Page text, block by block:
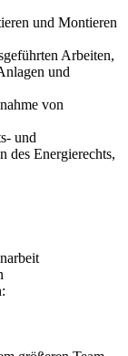
und Montieren
Arbeiten,
und
von
und
des Energierechts,